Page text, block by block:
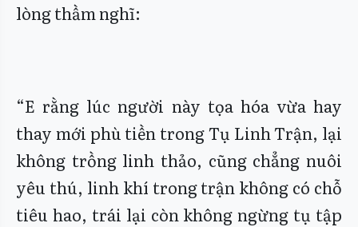
lòng thầm nghĩ:
“E rằng lúc người này tọa hóa vừa hay
thay mới phù tiền trong Tụ Linh Trận, lại
không trồng linh thảo, cũng chẳng nuôi
yêu thú, linh khí trong trận không có chỗ
tiêu hao, trái lại còn không ngừng tụ tập